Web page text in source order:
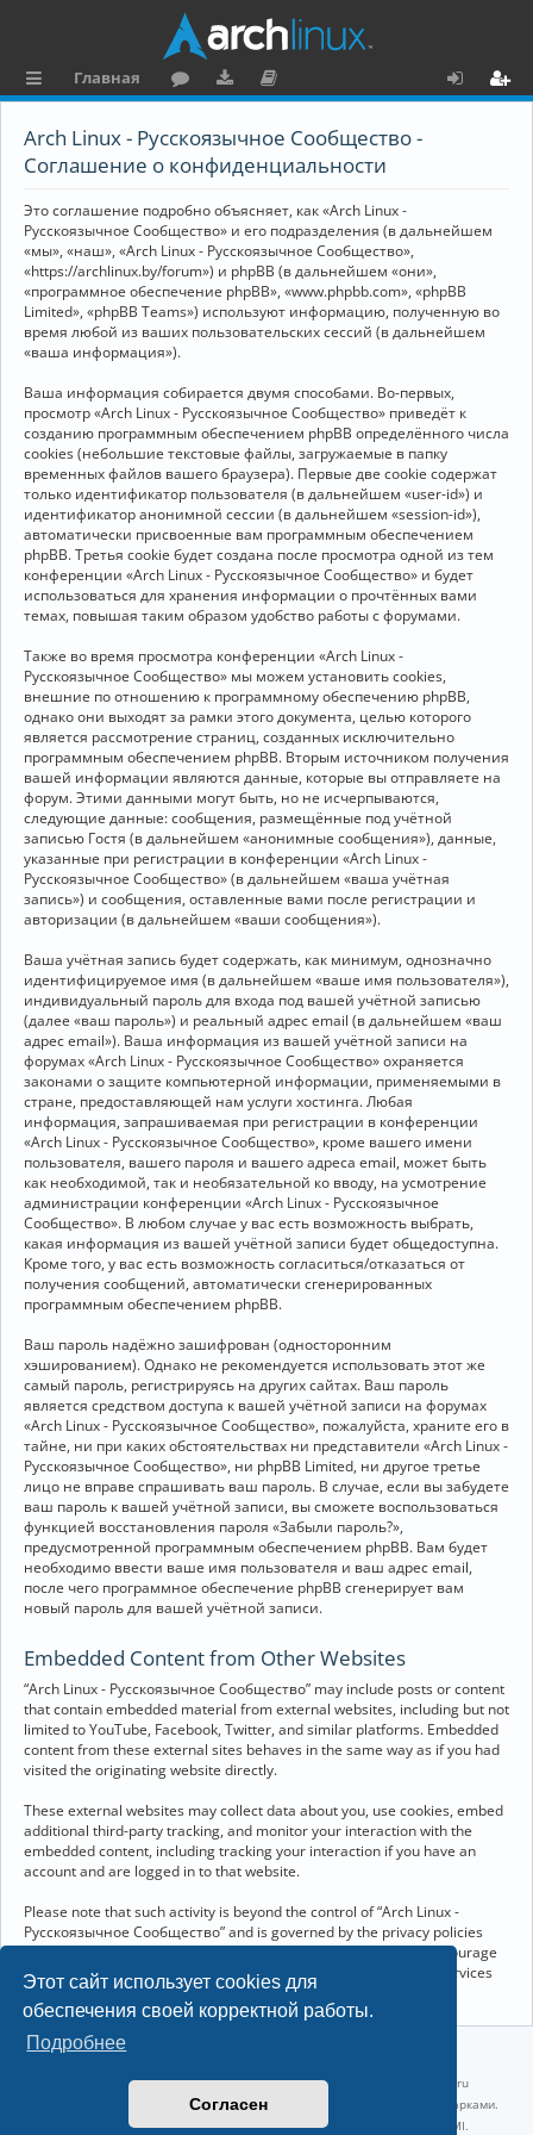
Этот сайт использует cookies для
обеспечения своей корректной работы.
Подробнее
Согласен
ы
к
и
Главная
ру
ру
и
ку
е
н
та
ц
я
Arch Linux - Русскоязычное Сообщество -
Соглашение о конфиденциальности
Это соглашение подробно объясняет, как «Arch Linux -
Русскоязычное Сообщество» и его подразделения (в дальнейшем
«мы», «наш», «Arch Linux - Русскоязычное Сообщество»,
«https://archlinux.by/forum») и phpBB (в дальнейшем «они»,
«программное обеспечение phpBB», «www.phpbb.com», «phpBB
Limited», «phpBB Teams») используют информацию, полученную во
время любой из ваших пользовательских сессий (в дальнейшем
«ваша информация»).
Ваша информация собирается двумя способами. Во-первых,
просмотр «Arch Linux - Русскоязычное Сообщество» приведёт к
созданию программным обеспечением phpBB определённого числа
cookies (небольшие текстовые файлы, загружаемые в папку
временных файлов вашего браузера). Первые две cookie содержат
только идентификатор пользователя (в дальнейшем «user-id») и
идентификатор анонимной сессии (в дальнейшем «session-id»),
автоматически присвоенные вам программным обеспечением
phpBB. Третья cookie будет создана после просмотра одной из тем
конференции «Arch Linux - Русскоязычное Сообщество» и будет
использоваться для хранения информации о прочтённых вами
темах, повышая таким образом удобство работы с форумами.
Также во время просмотра конференции «Arch Linux -
Русскоязычное Сообщество» мы можем установить cookies,
внешние по отношению к программному обеспечению phpBB,
однако они выходят за рамки этого документа, целью которого
является рассмотрение страниц, созданных исключительно
программным обеспечением phpBB. Вторым источником получения
вашей информации являются данные, которые вы отправляете на
форум. Этими данными могут быть, но не исчерпываются,
следующие данные: сообщения, размещённые под учётной
записью Гостя (в дальнейшем «анонимные сообщения»), данные,
указанные при регистрации в конференции «Arch Linux -
Русскоязычное Сообщество» (в дальнейшем «ваша учётная
запись») и сообщения, оставленные вами после регистрации и
авторизации (в дальнейшем «ваши сообщения»).
Ваша учётная запись будет содержать, как минимум, однозначно
идентифицируемое имя (в дальнейшем «ваше имя пользователя»),
индивидуальный пароль для входа под вашей учётной записью
(далее «ваш пароль») и реальный адрес email (в дальнейшем «ваш
адрес email»). Ваша информация из вашей учётной записи на
форумах «Arch Linux - Русскоязычное Сообщество» охраняется
законами о защите компьютерной информации, применяемыми в
стране, предоставляющей нам услуги хостинга. Любая
информация, запрашиваемая при регистрации в конференции
«Arch Linux - Русскоязычное Сообщество», кроме вашего имени
пользователя, вашего пароля и вашего адреса email, может быть
как необходимой, так и необязательной ко вводу, на усмотрение
администрации конференции «Arch Linux - Русскоязычное
Сообщество». В любом случае у вас есть возможность выбрать,
какая информация из вашей учётной записи будет общедоступна.
Кроме того, у вас есть возможность согласиться/отказаться от
получения сообщений, автоматически сгенерированных
программным обеспечением phpBB.
Ваш пароль надёжно зашифрован (односторонним
хэшированием). Однако не рекомендуется использовать этот же
самый пароль, регистрируясь на других сайтах. Ваш пароль
является средством доступа к вашей учётной записи на форумах
«Arch Linux - Русскоязычное Сообщество», пожалуйста, храните его в
тайне, ни при каких обстоятельствах ни представители «Arch Linux -
Русскоязычное Сообщество», ни phpBB Limited, ни другое третье
лицо не вправе спрашивать ваш пароль. В случае, если вы забудете
ваш пароль к вашей учётной записи, вы сможете воспользоваться
функцией восстановления пароля «Забыли пароль?»,
предусмотренной программным обеспечением phpBB. Вам будет
необходимо ввести ваше имя пользователя и ваш адрес email,
после чего программное обеспечение phpBB сгенерирует вам
новый пароль для вашей учётной записи.
Embedded Content from Other Websites
“Arch Linux - Русскоязычное Сообщество” may include posts or content
that contain embedded material from external websites, including but not
limited to YouTube, Facebook, Twitter, and similar platforms. Embedded
content from these external sites behaves in the same way as if you had
visited the originating website directly.
These external websites may collect data about you, use cookies, embed
additional third-party tracking, and monitor your interaction with the
embedded content, including tracking your interaction if you have an
account and are logged in to that website.
Please note that such activity is beyond the control of “Arch Linux -
Русскоязычное Сообщество” and is governed by the privacy policies
and terms of service of the respective external websites. We encourage
you to review the privacy and cookie policies of any third-party services
you interact with through embedded content.
Linux 6.18.40-1-lts x86_64 GNU/Linux 2026-07-26 08:48:12 |
vps reg.ru
Название и логотип Arch Linux ™ являются признанными торговыми марками.
Linux ® — зарегистрированная торговая марка Linus Torvalds и LMI.